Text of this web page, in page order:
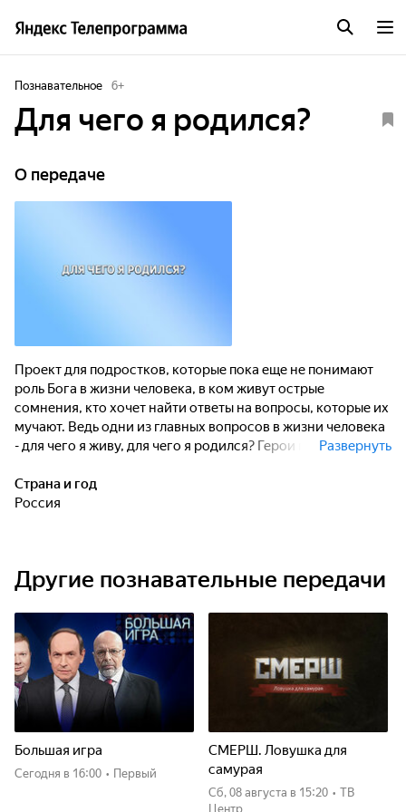
Познавательное 6+
Для чего я родился?
О передаче
Проект для подростков, которые пока еще не понимают
роль Бога в жизни человека, в ком живут острые
сомнения, кто хочет найти ответы на вопросы, которые их
мучают. Ведь одни из главных вопросов в жизни человека
- для чего я живу, для чего я родился? Герои программ
Развернуть
Страна и год
Россия
Другие познавательные передачи
Большая игра
Сегодня в 16:00 • Первый
СМЕРШ. Ловушка для
самурая
сб, 08 августа в 15:20 • ТВ
Центр